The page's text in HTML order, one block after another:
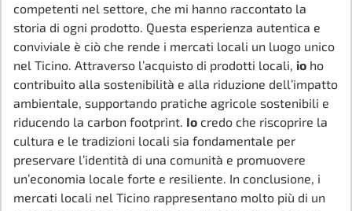
competenti nel settore, che mi hanno raccontato la
storia di ogni prodotto. Questa esperienza autentica e
conviviale è ciò che rende i mercati locali un luogo unico
nel Ticino. Attraverso l’acquisto di prodotti locali, io ho
contribuito alla sostenibilità e alla riduzione dell’impatto
ambientale, supportando pratiche agricole sostenibili e
riducendo la carbon footprint. Io credo che riscoprire la
cultura e le tradizioni locali sia fondamentale per
preservare l’identità di una comunità e promuovere
un’economia locale forte e resiliente. In conclusione, i
mercati locali nel Ticino rappresentano molto più di un